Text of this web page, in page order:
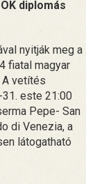
diplomás
nyitják meg a
fiatal magyar
A vetítés
este 21:00
Pepe- San
di Venezia, a
látogatható